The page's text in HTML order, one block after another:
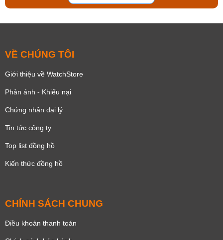
VỀ CHÚNG TÔI
Giới thiệu về WatchStore
Phản ánh - Khiếu nại
Chứng nhận đại lý
Tin tức công ty
Top list đồng hồ
Kiến thức đồng hồ
CHÍNH SÁCH CHUNG
Điều khoản thanh toán